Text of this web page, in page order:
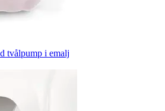
tvålpump i emalj